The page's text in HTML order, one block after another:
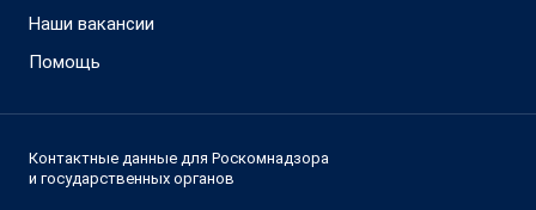
Наши вакансии
Помощь
Контактные данные для Роскомнадзора
и государственных органов